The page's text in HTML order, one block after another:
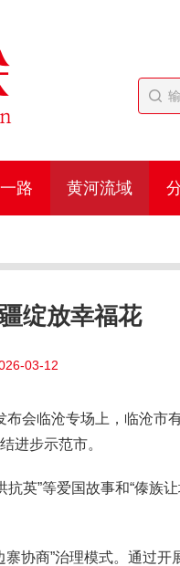
路 黄河流域
绽放幸福花
03-12
会临沧专场上，临沧市
进步示范市。
”等爱国故事和“傣族
协商”治理模式。通过开